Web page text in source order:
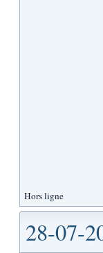
Hors ligne
28-07-